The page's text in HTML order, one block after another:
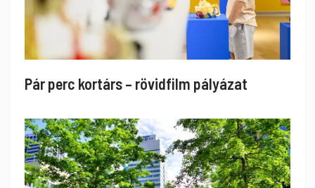
Pár perc kortárs – rövidfilm pályázat